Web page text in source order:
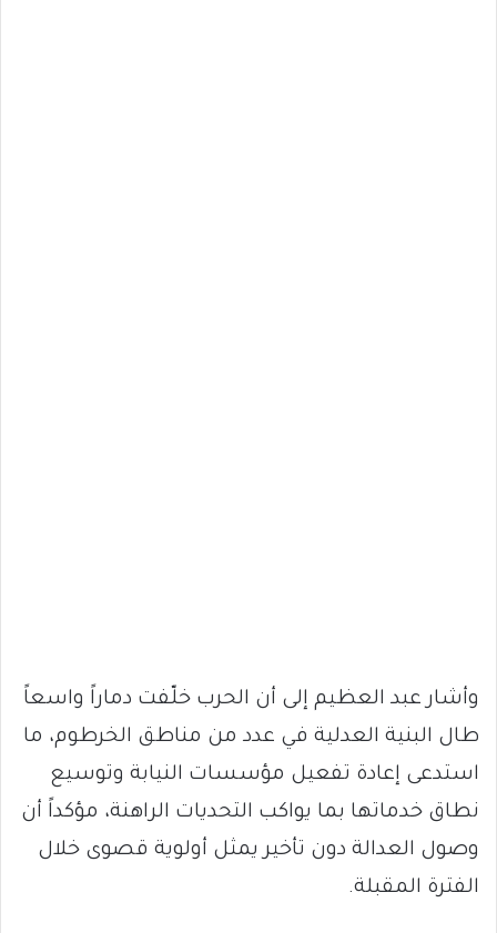
وأشار عبد العظيم إلى أن الحرب خلّفت دماراً واسعاً
طال البنية العدلية في عدد من مناطق الخرطوم، ما
استدعى إعادة تفعيل مؤسسات النيابة وتوسيع
نطاق خدماتها بما يواكب التحديات الراهنة، مؤكداً أن
وصول العدالة دون تأخير يمثل أولوية قصوى خلال
الفترة المقبلة.